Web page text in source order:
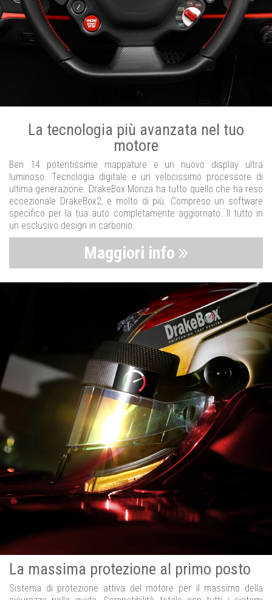
La tecnologia più avanzata nel tuo
motore
Ben 14 potentissime mappature e un nuovo display ultra
luminoso. Tecnologia digitale e un velocissimo processore di
ultima generazione. DrakeBox Monza ha tutto quello che ha reso
eccezionale DrakeBox2, e molto di più. Compreso un software
specifico per la tua auto completamente aggiornato. Il tutto in
un esclusivo design in carbonio.
Maggiori info
La massima protezione al primo posto
Sistema di protezione attiva del motore per il massimo della